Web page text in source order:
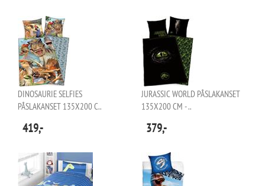
DINOSAURIE SELFIES
PÅSLAKANSET 135X200 C..
419,-
JURASSIC WORLD PÅSLAKANSET
135X200 CM - ..
379,-